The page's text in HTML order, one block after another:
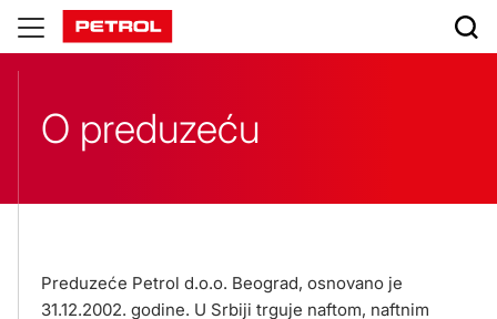
O
preduzeću
O preduzeću
Preduzeće Petrol d.o.o. Beograd, osnovano je
31.12.2002. godine. U Srbiji trguje naftom, naftnim